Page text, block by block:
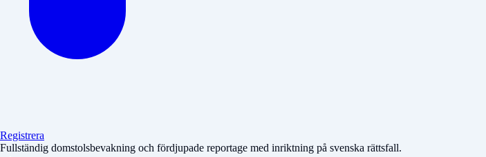
Registrera
Fullständig domstolsbevakning och fördjupade reportage med inriktning på svenska rättsfall.